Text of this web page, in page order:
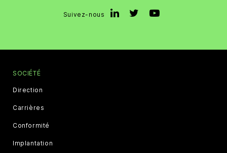
Suivez-nous
SOCIÉTÉ
Direction
Carrières
Conformité
Implantation